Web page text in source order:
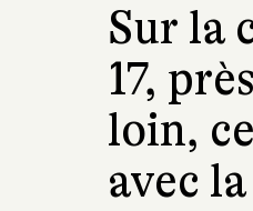
Sur la
17,
loin,
avec